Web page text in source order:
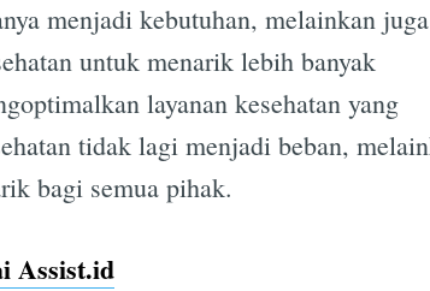
menjadi kebutuhan, melainkan juga
untuk menarik lebih banyak
layanan kesehatan yang
tidak lagi menjadi beban,
bagi semua pihak.
Assist.id